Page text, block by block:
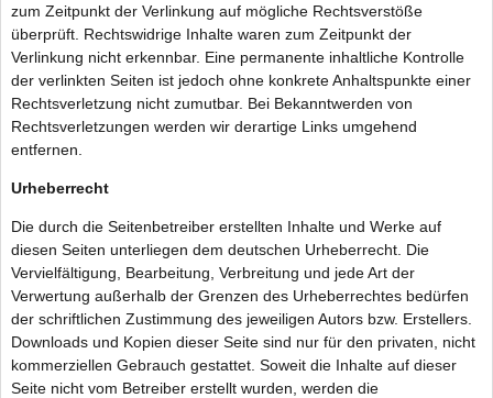
zum Zeitpunkt der Verlinkung auf mögliche Rechtsverstöße
überprüft. Rechtswidrige Inhalte waren zum Zeitpunkt der
Verlinkung nicht erkennbar. Eine permanente inhaltliche Kontrolle
der verlinkten Seiten ist jedoch ohne konkrete Anhaltspunkte einer
Rechtsverletzung nicht zumutbar. Bei Bekanntwerden von
Rechtsverletzungen werden wir derartige Links umgehend
entfernen.
Urheberrecht
Die durch die Seitenbetreiber erstellten Inhalte und Werke auf
diesen Seiten unterliegen dem deutschen Urheberrecht. Die
Vervielfältigung, Bearbeitung, Verbreitung und jede Art der
Verwertung außerhalb der Grenzen des Urheberrechtes bedürfen
der schriftlichen Zustimmung des jeweiligen Autors bzw. Erstellers.
Downloads und Kopien dieser Seite sind nur für den privaten, nicht
kommerziellen Gebrauch gestattet. Soweit die Inhalte auf dieser
Seite nicht vom Betreiber erstellt wurden, werden die